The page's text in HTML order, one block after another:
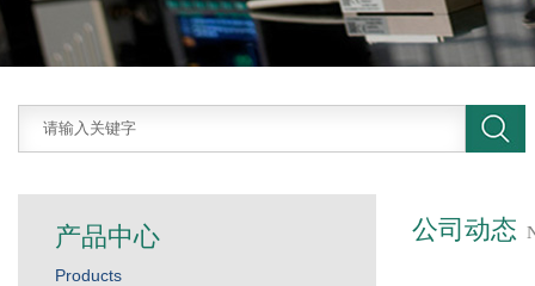
公司动态
产品中心
Products